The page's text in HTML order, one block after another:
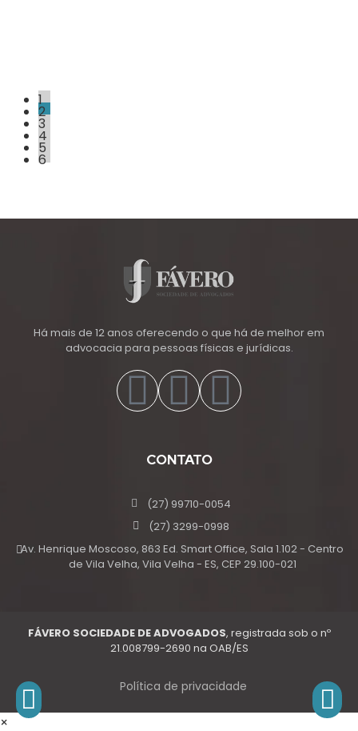
1
2
3
4
5
6
Há mais de 12 anos oferecendo o que há de melhor em
advocacia para pessoas físicas e jurídicas.
CONTATO
(27) 99710-0054
(27) 3299-0998
Av. Henrique Moscoso, 863 Ed. Smart Office, Sala 1.102 - Centro
de Vila Velha, Vila Velha - ES, CEP 29.100-021
FÁVERO SOCIEDADE DE ADVOGADOS, registrada sob o nº
21.008799-2690 na OAB/ES
Política de privacidade
×